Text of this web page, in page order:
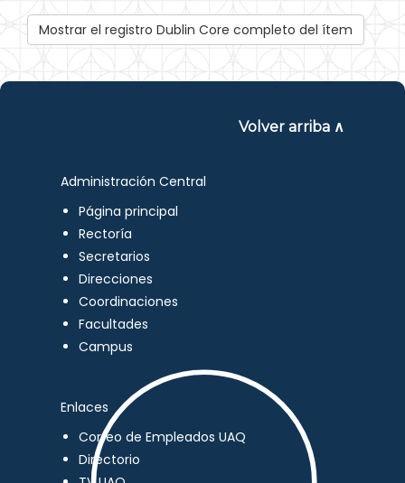
Mostrar el registro Dublin Core completo del ítem
Volver arriba ∧
Administración Central
Página principal
Rectoría
Secretarios
Direcciones
Coordinaciones
Facultades
Campus
Enlaces
Correo de Empleados UAQ
Directorio